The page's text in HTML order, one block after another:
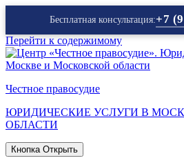
Бесплатная консультация:+7
Перейти к содержимому
Честное правосудие
ЮРИДИЧЕСКИЕ УСЛУГИ В
ОБЛАСТИ
Кнопка Открыть